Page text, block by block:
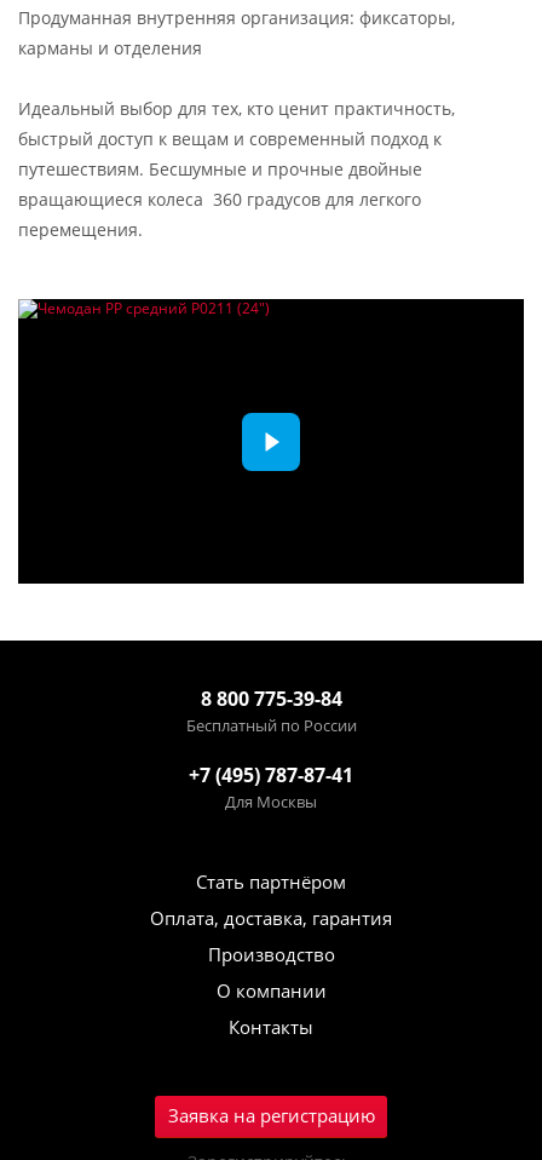
Продуманная внутренняя организация: фиксаторы,
карманы и отделения
Идеальный выбор для тех, кто ценит практичность,
быстрый доступ к вещам и современный подход к
путешествиям. Бесшумные и прочные двойные
вращающиеся колеса 360 градусов для легкого
перемещения.
8 800 775-39-84
Бесплатный по России
+7 (495) 787-87-41
Для Москвы
Стать партнёром
Оплата, доставка, гарантия
Производство
О компании
Контакты
Заявка на регистрацию